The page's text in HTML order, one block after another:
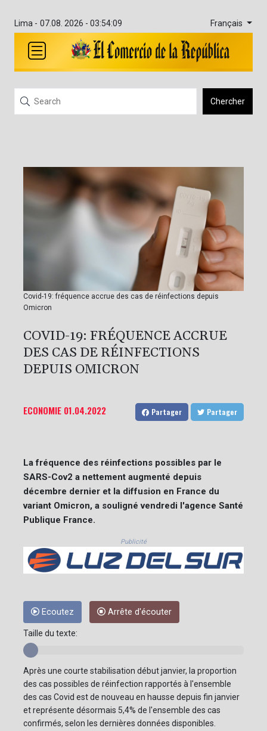
Lima - 07.08. 2026 - 03:54:09 Français
Chercher
Covid-19: fréquence accrue des cas de réinfections depuis
Omicron
COVID-19: FRÉQUENCE ACCRUE
DES CAS DE RÉINFECTIONS
DEPUIS OMICRON
ECONOMIE 01.04.2022 Partager Partager
La fréquence des réinfections possibles par le
SARS-Cov2 a nettement augmenté depuis
décembre dernier et la diffusion en France du
variant Omicron, a souligné vendredi l'agence Santé
Publique France.
Publicité
Ecoutez Arrête d'écouter
Taille du texte:
Après une courte stabilisation début janvier, la proportion
des cas possibles de réinfection rapportés à l'ensemble
des cas Covid est de nouveau en hausse depuis fin janvier
et représente désormais 5,4% de l'ensemble des cas
confirmés, selon les dernières données disponibles.